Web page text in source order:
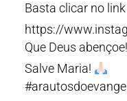
Basta clicar no
https://
Que Deus abençoe!
Salve Maria!